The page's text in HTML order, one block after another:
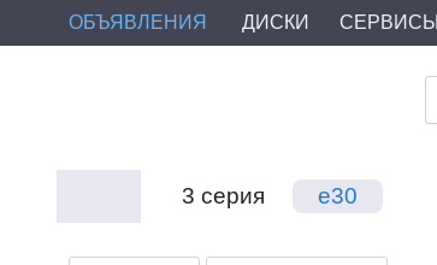
ОБЪЯВЛЕНИЯ ДИСКИ СЕРВИСЫ
3 серия e30